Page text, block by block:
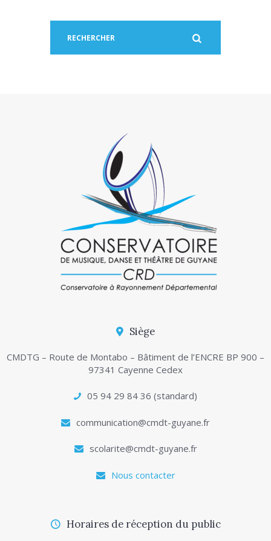
Siège
CMDTG – Route de Montabo – Bâtiment de l’ENCRE BP 900 –
97341 Cayenne Cedex
05 94 29 84 36 (standard)
communication@cmdt-guyane.fr
scolarite@cmdt-guyane.fr
Nous contacter
Horaires de réception du public